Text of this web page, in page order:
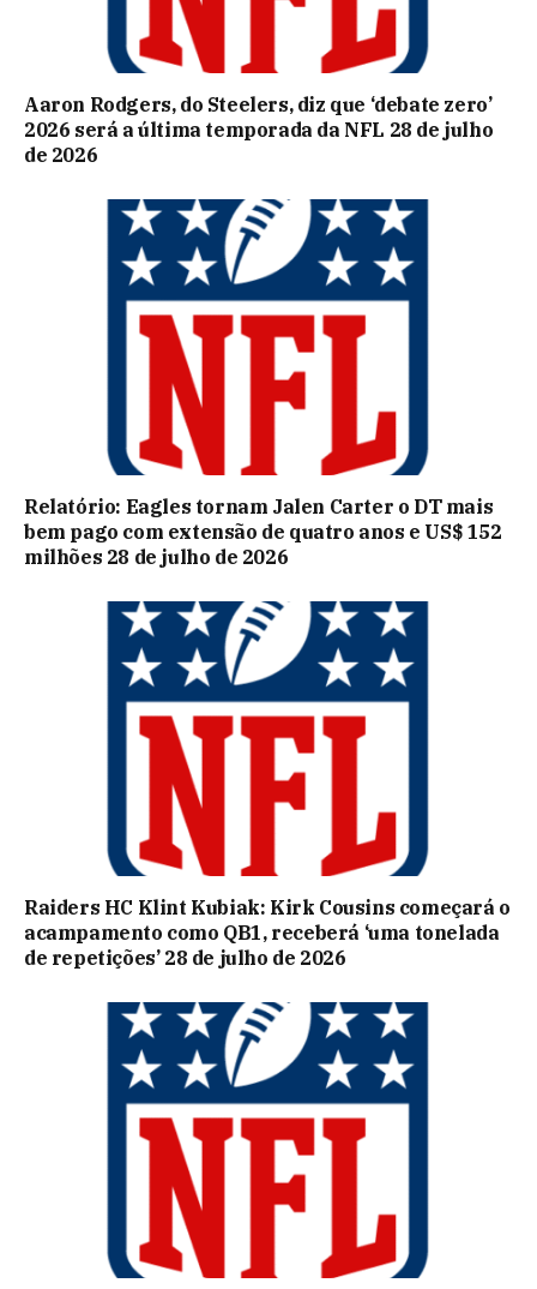
Aaron Rodgers, do Steelers, diz que ‘debate zero’
2026 será a última temporada da NFL 28 de julho
de 2026
Relatório: Eagles tornam Jalen Carter o DT mais
bem pago com extensão de quatro anos e US$ 152
milhões 28 de julho de 2026
Raiders HC Klint Kubiak: Kirk Cousins ​​​​começará o
acampamento como QB1, receberá ‘uma tonelada
de repetições’ 28 de julho de 2026